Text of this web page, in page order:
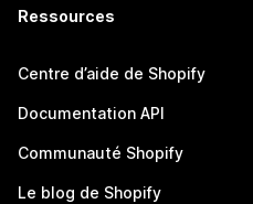
Ressources
Centre d’aide de Shopify
Documentation API
Communauté Shopify
Le blog de Shopify